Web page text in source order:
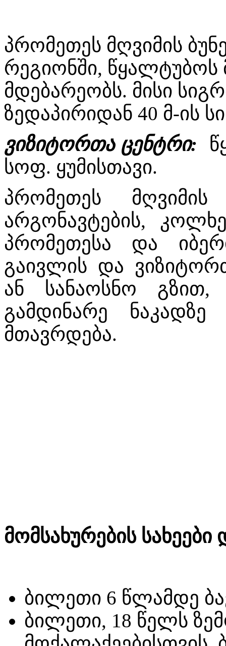
პრომეთეს მღვიმის
რეგიონში, წყალტუბოს
მდებარეობს. მისი
ზედაპირიდან 40 მ-ის
ვიზიტორთა ცენტრი:
სოფ. ყუმისთავი.
პრომეთეს
არგონავტების,
პრომეთესა და
გაივლის და
ან სანაოსნო გზით,
გამდინარე ნაკადზე
მთავრდება.
მომსახურების
ბილეთი 6 წლამდე
ბილეთი, 18 წელს